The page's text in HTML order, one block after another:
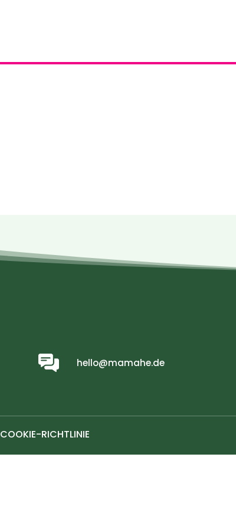
hello@mamahe.de
COOKIE-RICHTLINIE